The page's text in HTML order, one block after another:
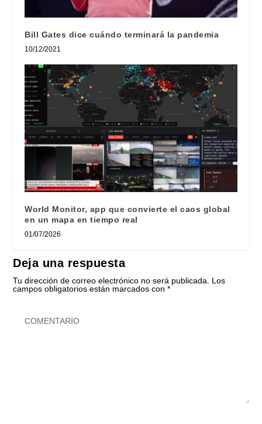
Bill Gates dice cuándo terminará la pandemia
10/12/2021
World Monitor, app que convierte el caos global
en un mapa en tiempo real
01/07/2026
Deja una respuesta
Tu dirección de correo electrónico no será publicada.
Los
campos obligatorios están marcados con*